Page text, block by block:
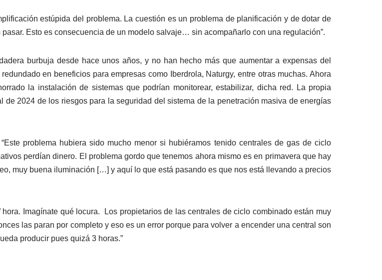
estúpida del problema. La cuestión es un problema de planificación y de dotar de
Esto es consecuencia de un modelo salvaje… sin acompañarlo con una regulación”.
burbuja desde hace unos años, y no han hecho más que aumentar a expensas del
en beneficios para empresas como Iberdrola, Naturgy, entre otras muchas. Ahora
la instalación de sistemas que podrían monitorear, estabilizar, dicha red. La propia
2024 de los riesgos para la seguridad del sistema de la penetración masiva de energías
problema hubiera sido mucho menor si hubiéramos tenido centrales de gas de ciclo
perdían dinero. El problema gordo que tenemos ahora mismo es en primavera que hay
muy buena iluminación […] y aquí lo que está pasando es que nos está llevando a precios
Imagínate qué locura. Los propietarios de las centrales de ciclo combinado están muy
las paran por completo y eso es un error porque para volver a encender una central son
producir pues quizá 3 horas.”